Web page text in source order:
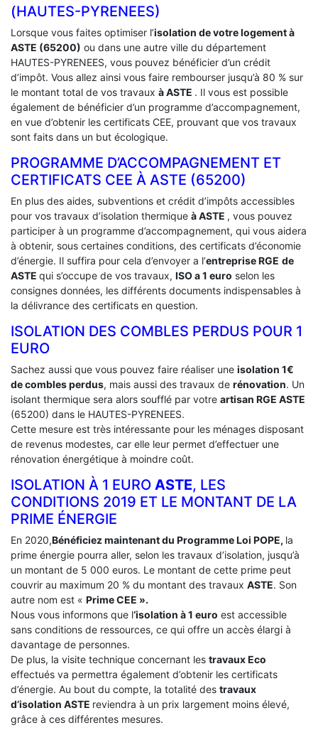
(HAUTES-PYRENEES)
Lorsque vous faites optimiser l’isolation de votre logement à
ASTE (65200) ou dans une autre ville du département
HAUTES-PYRENEES, vous pouvez bénéficier d’un crédit
d’impôt. Vous allez ainsi vous faire rembourser jusqu’à 80 % sur
le montant total de vos travaux à ASTE . Il vous est possible
également de bénéficier d’un programme d’accompagnement,
en vue d’obtenir les certificats CEE, prouvant que vos travaux
sont faits dans un but écologique.
PROGRAMME D’ACCOMPAGNEMENT ET
CERTIFICATS CEE À ‎ASTE (65200)
En plus des aides, subventions et crédit d’impôts accessibles
pour vos travaux d’isolation thermique à ASTE , vous pouvez
participer à un programme d’accompagnement, qui vous aidera
à obtenir, sous certaines conditions, des certificats d’économie
d’énergie. Il suffira pour cela d’envoyer a l’entreprise RGE de
ASTE qui s’occupe de vos travaux, ISO a 1 euro selon les
consignes données, les différents documents indispensables à
la délivrance des certificats en question.
ISOLATION DES COMBLES PERDUS POUR 1
EURO
Sachez aussi que vous pouvez faire réaliser une isolation 1€
de combles perdus, mais aussi des travaux de rénovation. Un
isolant thermique sera alors soufflé par votre artisan RGE ASTE
(65200) dans le HAUTES-PYRENEES.
Cette mesure est très intéressante pour les ménages disposant
de revenus modestes, car elle leur permet d’effectuer une
rénovation énergétique à moindre coût.
ISOLATION À 1 EURO ASTE, LES
CONDITIONS 2019 ET LE MONTANT DE LA
PRIME ÉNERGIE
En 2020,Bénéficiez maintenant du Programme Loi POPE, la
prime énergie pourra aller, selon les travaux d’isolation, jusqu’à
un montant de 5 000 euros. Le montant de cette prime peut
couvrir au maximum 20 % du montant des travaux ASTE. Son
autre nom est « Prime CEE ».
Nous vous informons que l‘isolation à 1 euro est accessible
sans conditions de ressources, ce qui offre un accès élargi à
davantage de personnes.
De plus, la visite technique concernant les travaux Eco
effectués va permettra également d’obtenir les certificats
d’énergie. Au bout du compte, la totalité des travaux
d’isolation ASTE reviendra à un prix largement moins élevé,
grâce à ces différentes mesures.